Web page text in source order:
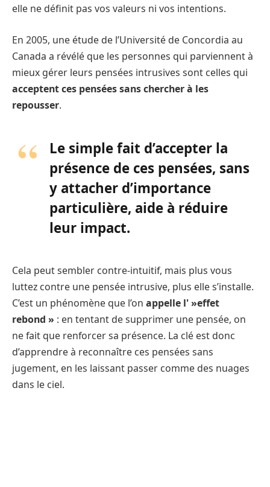
elle ne définit pas vos valeurs ni vos intentions.
En 2005, une étude de l’Université de Concordia au
Canada a révélé que les personnes qui parviennent à
mieux gérer leurs pensées intrusives sont celles qui
acceptent ces pensées sans chercher à les
repousser.
Le simple fait d’accepter la
présence de ces pensées, sans
y attacher d’importance
particulière, aide à réduire
leur impact.
Cela peut sembler contre-intuitif, mais plus vous
luttez contre une pensée intrusive, plus elle s’installe.
C’est un phénomène que l’on appelle l' »effet
rebond » : en tentant de supprimer une pensée, on
ne fait que renforcer sa présence. La clé est donc
d’apprendre à reconnaître ces pensées sans
jugement, en les laissant passer comme des nuages ​​
dans le ciel.